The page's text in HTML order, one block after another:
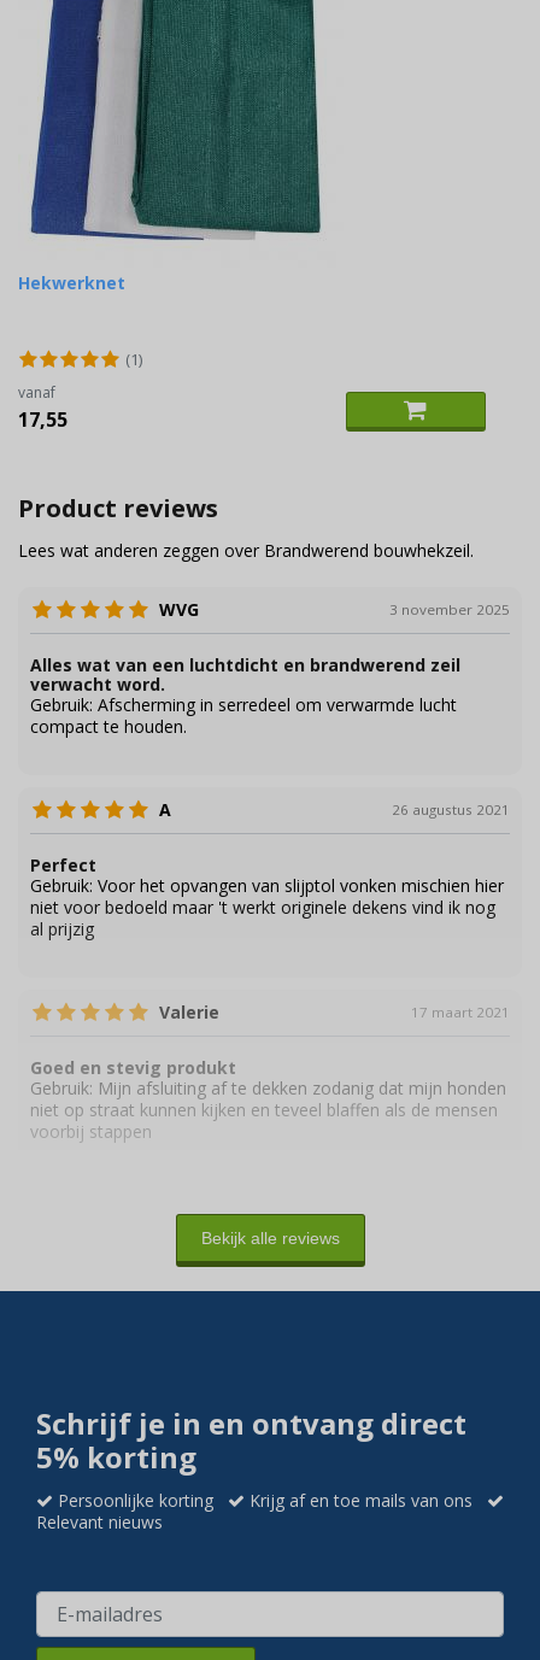
Hekwerknet
(1)
vanaf
17,55
Product reviews
Lees wat anderen zeggen over Brandwerend bouwhekzeil.
WVG 3 november 2025
Alles wat van een luchtdicht en brandwerend zeil
verwacht word.
Gebruik: Afscherming in serredeel om verwarmde lucht
compact te houden.
A 26 augustus 2021
Perfect
Gebruik: Voor het opvangen van slijptol vonken mischien hier
niet voor bedoeld maar 't werkt originele dekens vind ik nog
al prijzig
Valerie 17 maart 2021
Goed en stevig produkt
Gebruik: Mijn afsluiting af te dekken zodanig dat mijn honden
niet op straat kunnen kijken en teveel blaffen als de mensen
voorbij stappen
Gebruik:Onderleg bouwzeil in productieomgeving
Bekijk alle reviews
Schrijf je in en ontvang direct
5% korting
Persoonlijke korting
Krijg af en toe mails van ons
Relevant nieuws